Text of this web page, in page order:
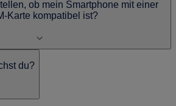
ob mein Smartphone mit einer
Karte kompatibel ist?
du?